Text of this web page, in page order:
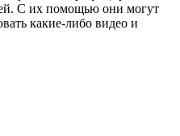
С их помощью они могут
какие-либо видео и